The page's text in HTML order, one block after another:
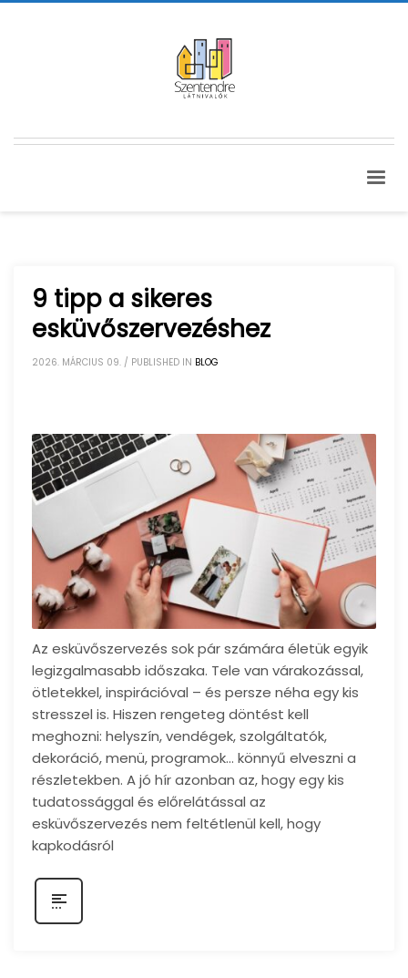
9 tipp a sikeres
esküvőszervezéshez
2026. MÁRCIUS 09. / PUBLISHED IN BLOG
Az esküvőszervezés sok pár számára életük egyik
legizgalmasabb időszaka. Tele van várakozással,
ötletekkel, inspirációval – és persze néha egy kis
stresszel is. Hiszen rengeteg döntést kell
meghozni: helyszín, vendégek, szolgáltatók,
dekoráció, menü, programok… könnyű elveszni a
részletekben. A jó hír azonban az, hogy egy kis
tudatossággal és előrelátással az
esküvőszervezés nem feltétlenül kell, hogy
kapkodásról